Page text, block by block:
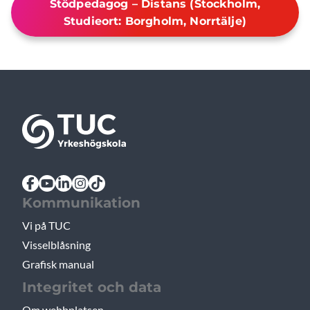
Stödpedagog – Distans (Stockholm,
Studieort: Borgholm, Norrtälje)
Kommunikation
Vi på TUC
Visselblåsning
Grafisk manual
Integritet och data